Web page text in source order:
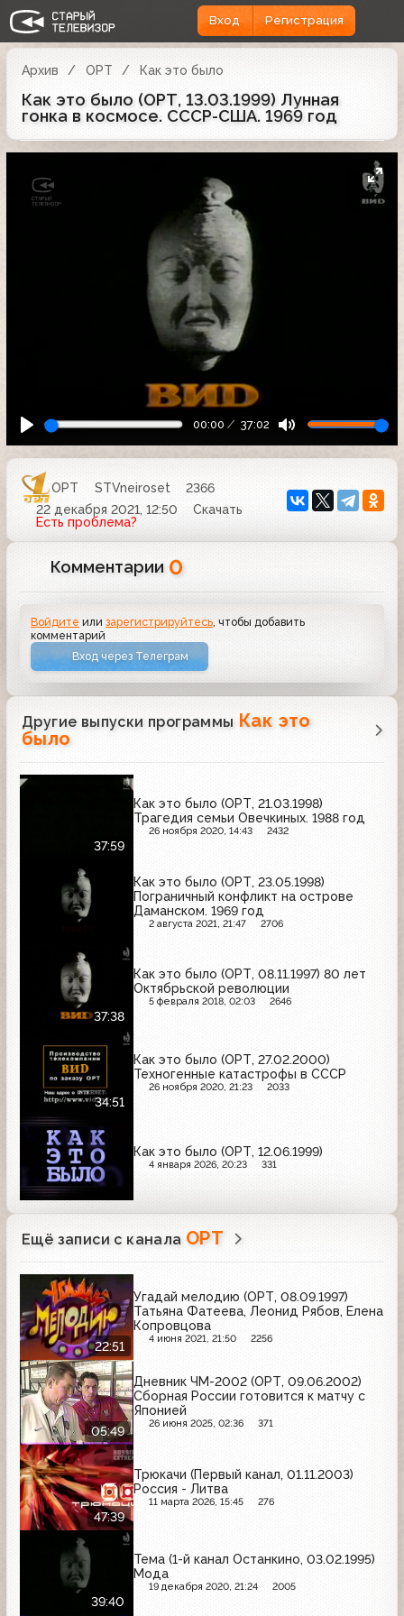
Вход Регистрация
Архив ОРТ Как это было
Как это было (ОРТ, 13.03.1999) Лунная
гонка в космосе. СССР-США. 1969 год
00:00 37:02
ОРТ STVneiroset
2366
22 декабря 2021, 12:50
Скачать
Есть проблема?
Комментарии 0
Войдите илизарегистрируйтесь, чтобы добавить
комментарий
Вход через Телеграм
Другие выпуски программы Как это
было
37:59
Как это было (ОРТ, 21.03.1998)
Трагедия семьи Овечкиных. 1988 год
26 ноября 2020, 14:43 2432
Как это было (ОРТ, 23.05.1998)
Пограничный конфликт на острове
Даманском. 1969 год
2 августа 2021, 21:47 2706
37:38
Как это было (ОРТ, 08.11.1997) 80 лет
Октябрьской революции
5 февраля 2018, 02:03 2646
34:51
Как это было (ОРТ, 27.02.2000)
Техногенные катастрофы в СССР
26 ноября 2020, 21:23 2033
Как это было (ОРТ, 12.06.1999)
4 января 2026, 20:23 331
Ещё записи с канала ОРТ
22:51
Угадай мелодию (ОРТ, 08.09.1997)
Татьяна Фатеева, Леонид Рябов, Елена
Копровцова
4 июня 2021, 21:50 2256
05:49
Дневник ЧМ-2002 (ОРТ, 09.06.2002)
Сборная России готовится к матчу с
Японией
26 июня 2025, 02:36 371
47:39
Трюкачи (Первый канал, 01.11.2003)
Россия - Литва
11 марта 2026, 15:45 276
39:40
Тема (1-й канал Останкино, 03.02.1995)
Мода
19 декабря 2020, 21:24 2005